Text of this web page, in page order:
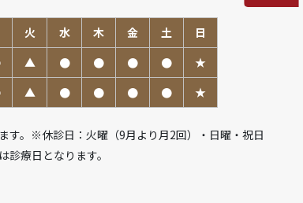
火 水 木 金 土
日
▲ ● ● ● ●
★
▲ ● ● ● ● ★
。 ※休診日：火曜（9月より月2回）・日曜・祝日
療日となります。